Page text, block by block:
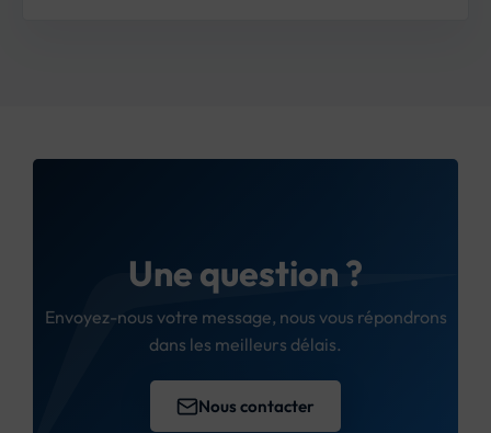
Une question ?
Envoyez-nous votre message, nous vous répondrons
dans les meilleurs délais.
Nous contacter